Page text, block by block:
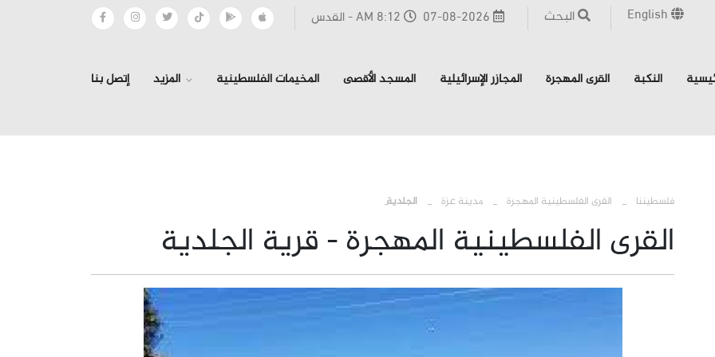
07-08-2026 8:12 AM - القدس البحث
النكبة القرى المهجرة المجازر الإسرائيلية المسجد الأقصى المخيمات الفلسطينية المزيد إتصل بنا
فلسطيننا › القرى الفلسطينية المهجرة مدينة غزة الجلدية
القرى الفلسطينية المهجرة - قرية الجلدية